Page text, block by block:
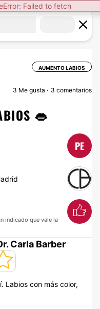
Failed to fetch
AUMENTO LABIOS
3 Me gusta 3 comentarios
👄
PE
indicado que vale la
Carla Barber
Labios con más color,